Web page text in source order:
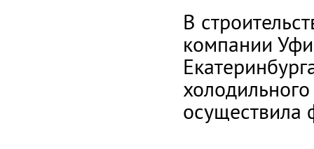
В
компании
осуществила